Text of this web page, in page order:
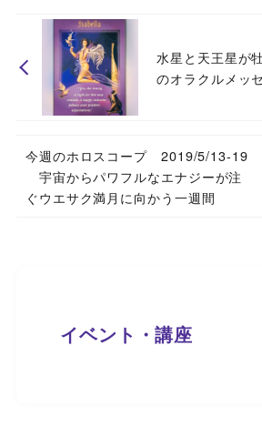
水星と天王星が
のオラクルメッ
今週のホロスコープ 2019/5/13-19
宇宙からパワフルなエナジーが注
ぐウエサク満月に向かう一週間
イベント・講座